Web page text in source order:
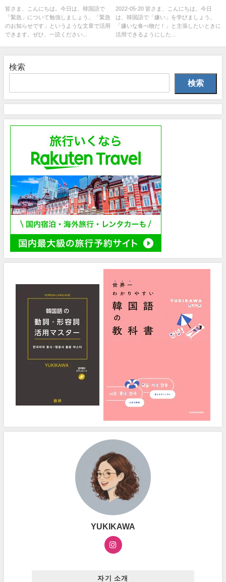
皆さま、こんにちは。今日は、韓国語で
「緊急」について勉強しましょう。「緊急
のお知らせです」というような文章で活用
できます。ぜひ、一読ください...
2022-05-20 皆さま、こんにちは。今日
は、韓国語で「嫌い」を学びましょう。
「嫌いな食べ物だ！」と主張したいときに
活用できるようにした...
検索
検索
YUKIKAWA
자기 소개